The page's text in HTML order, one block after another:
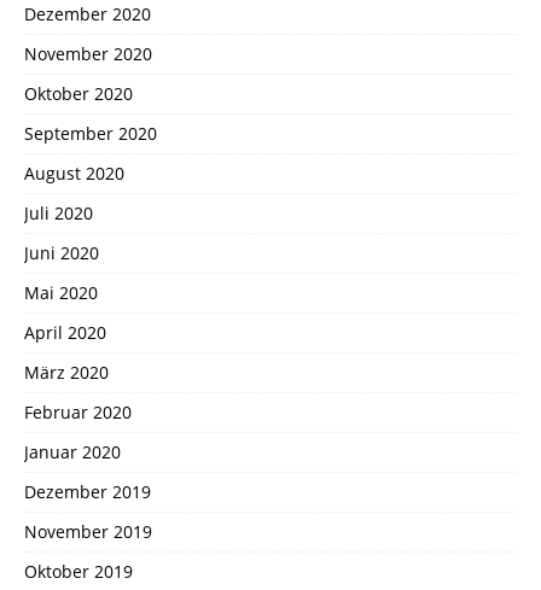
Dezember 2020
November 2020
Oktober 2020
September 2020
August 2020
Juli 2020
Juni 2020
Mai 2020
April 2020
März 2020
Februar 2020
Januar 2020
Dezember 2019
November 2019
Oktober 2019